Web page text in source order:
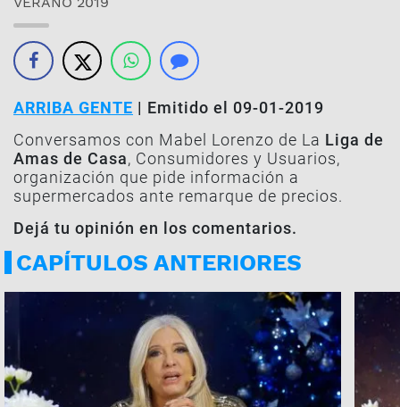
ARRIBA GENTE | Emitido el 09-01-2019
Conversamos con Mabel Lorenzo de La Liga de
Amas de Casa, Consumidores y Usuarios,
organización que pide información a
supermercados ante remarque de precios.
Dejá tu opinión en los comentarios.
CAPÍTULOS ANTERIORES